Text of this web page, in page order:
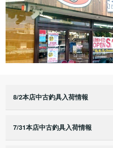
8/2本店中古釣具入荷情報
7/31本店中古釣具入荷情報